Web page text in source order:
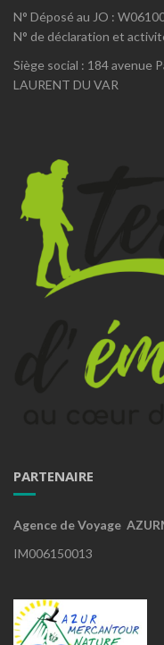
N° Déposé au JO :
N° de déclaration et
Siège social : 184 avenue
LAURENT DU VAR
PARTENAIRE
Agence de Voyage
IM006150013